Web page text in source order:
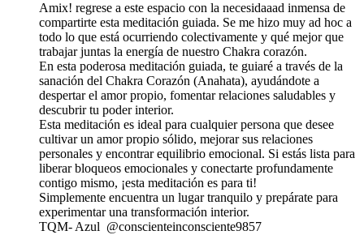
Amix! regrese a este espacio con la necesidaaad inmensa de
compartirte esta meditación guiada. Se me hizo muy ad hoc a
todo lo que está ocurriendo colectivamente y qué mejor que
trabajar juntas la energía de nuestro Chakra corazón.
En esta poderosa meditación guiada, te guiaré a través de la
sanación del Chakra Corazón (Anahata), ayudándote a
despertar el amor propio, fomentar relaciones saludables y
descubrir tu poder interior.
Esta meditación es ideal para cualquier persona que desee
cultivar un amor propio sólido, mejorar sus relaciones
personales y encontrar equilibrio emocional. Si estás lista para
liberar bloqueos emocionales y conectarte profundamente
contigo mismo, ¡esta meditación es para ti!
Simplemente encuentra un lugar tranquilo y prepárate para
experimentar una transformación interior.
TQM- Azul @conscienteinconsciente9857